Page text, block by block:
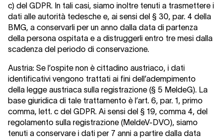
c) del GDPR. In tali casi, siamo inoltre tenuti a trasmettere i
dati alle autorità tedesche e, ai sensi del § 30, par. 4 della
BMG, a conservarli per un anno dalla data di partenza
della persona ospitata e a distruggerli entro tre mesi dalla
scadenza del periodo di conservazione.
Austria: Se l’ospite non è cittadino austriaco, i dati
identificativi vengono trattati ai fini dell’adempimento
della legge austriaca sulla registrazione (§ 5 MeldeG). La
base giuridica di tale trattamento è l’art. 6, par. 1, primo
comma, lett. c del GDPR. Ai sensi del § 19, comma 4, del
regolamento sulla registrazione (MeldeV-DVO), siamo
tenuti a conservare i dati per 7 anni a partire dalla data